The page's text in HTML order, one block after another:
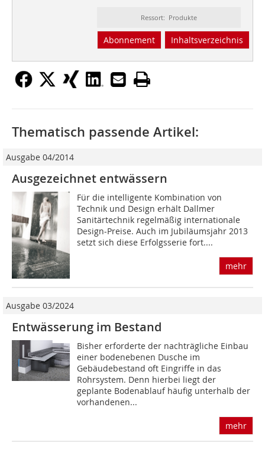
Ressort: Produkte
Abonnement Inhaltsverzeichnis
Thematisch passende Artikel:
Ausgabe 04/2014
Ausgezeichnet entwässern
Für die intelligente Kombination von
Technik und Design erhält Dallmer
Sanitärtechnik regelmäßig internationale
Design-Preise. Auch im Jubiläumsjahr 2013
setzt sich diese Erfolgsserie fort....
mehr
Ausgabe 03/2024
Entwässerung im Bestand
Bisher erforderte der nachträgliche Einbau
einer bodenebenen Dusche im
Gebäudebestand oft Eingriffe in das
Rohrsystem. Denn hierbei liegt der
geplante Bodenablauf häufig unterhalb der
vorhandenen...
mehr